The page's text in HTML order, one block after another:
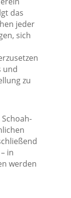
das
jeder
sich
und
zu
in
werden